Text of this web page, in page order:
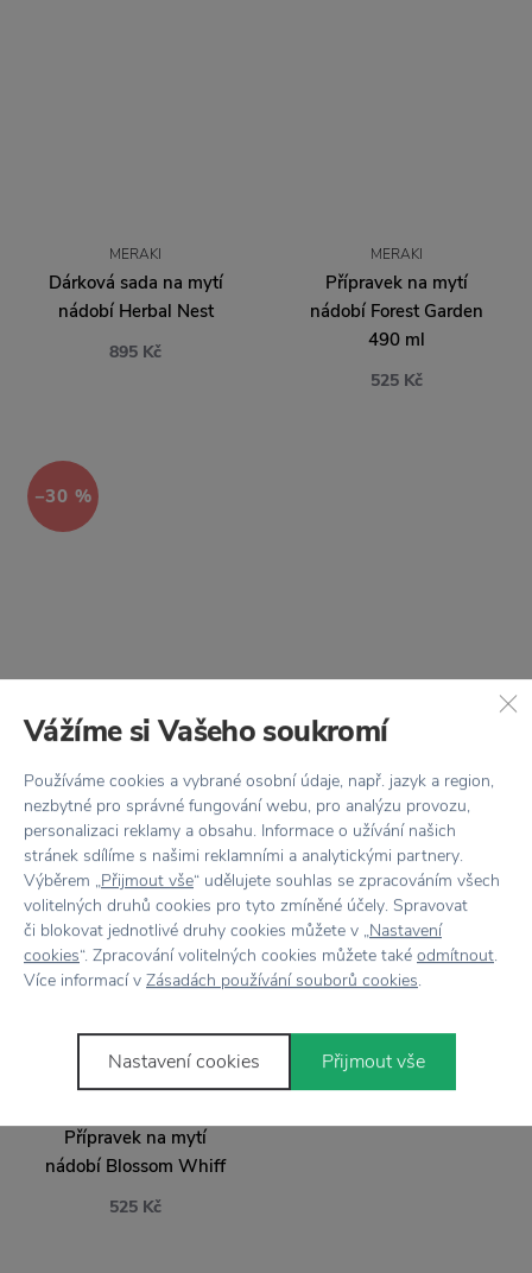
MERAKI
Dárková sada na mytí
nádobí Herbal Nest
895 Kč
MERAKI
Přípravek na mytí
nádobí Forest Garden
490 ml
525 Kč
−30 %
Přípravek na mytí
490 Kč 343 Kč
Přípravek na mytí
715 Kč
Přípravek na mytí
nádobí Blossom Whiff
525 Kč
Vážíme si Vašeho soukromí
Používáme cookies a vybrané osobní údaje, např. jazyk a region,
nezbytné pro správné fungování webu, pro analýzu provozu,
personalizaci reklamy a obsahu. Informace o užívání našich
stránek sdílíme s našimi reklamními a analytickými partnery.
Výběrem „Přijmout vše“ udělujete souhlas se zpracováním všech
volitelných druhů cookies pro tyto zmíněné účely. Spravovat
či blokovat jednotlivé druhy cookies můžete v „Nastavení
cookies“. Zpracování volitelných cookies můžete také odmítnout.
Více informací v Zásadách používání souborů cookies.
Nastavení cookies Přijmout vše